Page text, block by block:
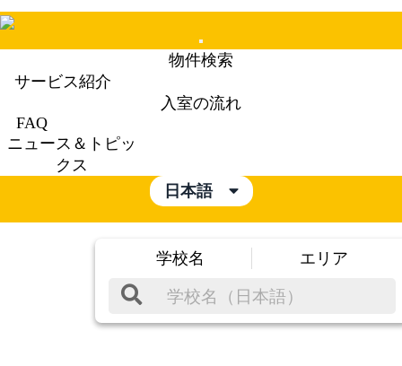
Mobile
Menu
物件検索
サービス紹介
入室の流れ
FAQ
ニュース＆トピッ
クス
日本語
学校名 エリア